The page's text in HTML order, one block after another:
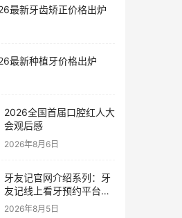
最新牙齿矫正价格出炉
最新种植牙价格出炉
2026全国首届口腔红人大
会观后感
2026年8月6日
牙友记官网介绍系列：牙
友记线上看牙预约平台是
干什么的？靠谱吗？
2026年8月5日